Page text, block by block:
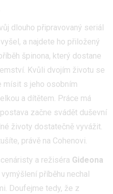
dlouho připravovaný seriál
a najdete ho přiložený
špinona, který dostane
Kvůli dvojím životu se
mísit s jeho osobním
a dítětem. Práce má
začne svádět duševní
životy dostatečně vyvážit.
právě na Cohenovi.
a režiséra Gideona
příběhu nechal
Doufejme tedy, že z